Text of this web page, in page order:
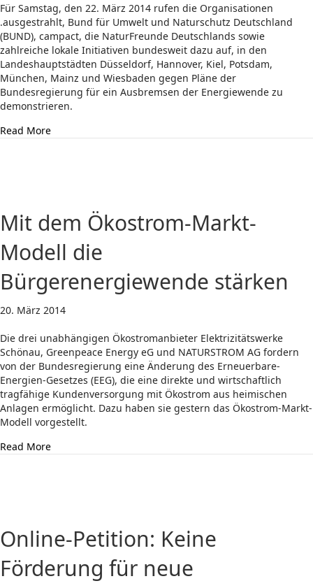
Für Samstag, den 22. März 2014 rufen die Organisationen
.ausgestrahlt, Bund für Umwelt und Naturschutz Deutschland
(BUND), campact, die NaturFreunde Deutschlands sowie
zahlreiche lokale Initiativen bundesweit dazu auf, in den
Landeshauptstädten Düsseldorf, Hannover, Kiel, Potsdam,
München, Mainz und Wiesbaden gegen Pläne der
Bundesregierung für ein Ausbremsen der Energiewende zu
demonstrieren.
Read Moreabout 22.03.: Demos für Sonne und Wind statt Atom,
Mit dem Ökostrom-Markt-
Modell die
Bürgerenergiewende stärken
20. März 2014
Die drei unabhängigen Ökostromanbieter Elektrizitätswerke
Schönau, Greenpeace Energy eG und NATURSTROM AG fordern
von der Bundesregierung eine Änderung des Erneuerbare-
Energien-Gesetzes (EEG), die eine direkte und wirtschaftlich
tragfähige Kundenversorgung mit Ökostrom aus heimischen
Anlagen ermöglicht. Dazu haben sie gestern das Ökostrom-Markt-
Modell vorgestellt.
Read Moreabout Mit dem Ökostrom-Markt-Modell die
Online-Petition: Keine
Förderung für neue